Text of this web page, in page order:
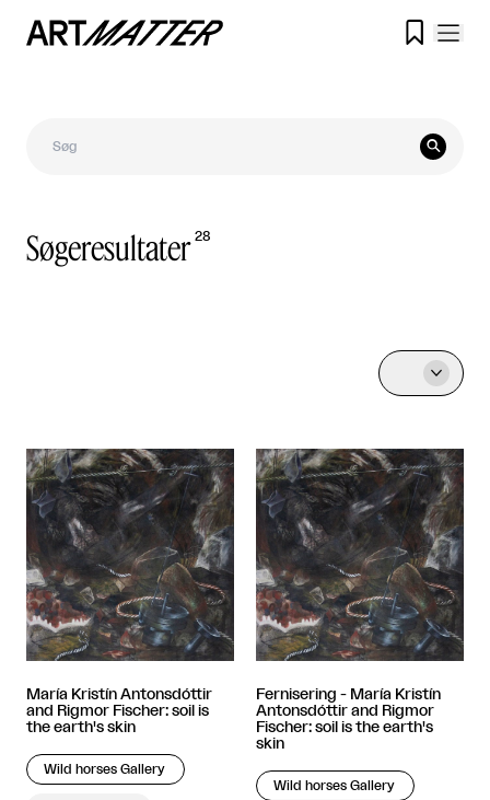


Søgeresultater 28

María Kristín Antonsdóttir
and Rigmor Fischer: soil is
the earth's skin
Wild horses Gallery
Fernisering - María Kristín
Antonsdóttir and Rigmor
Fischer: soil is the earth's
skin
Wild horses Gallery